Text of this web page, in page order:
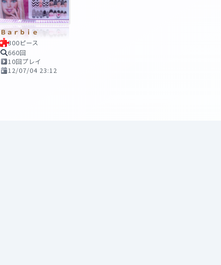
Ｂａｒｂｉｅ
300ピース
660回
10回プレイ
12/07/04 23:12